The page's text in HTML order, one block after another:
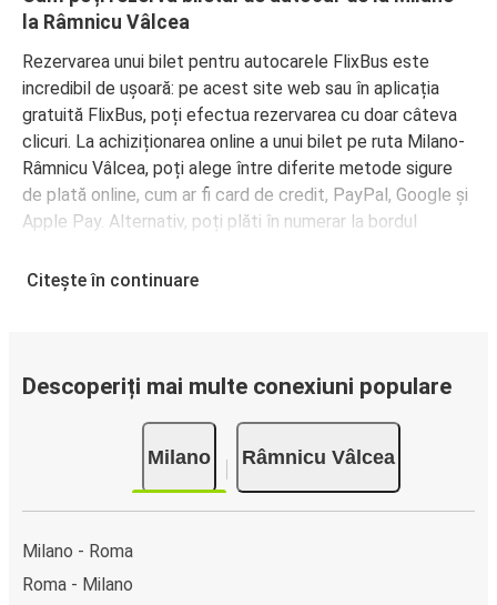
la Râmnicu Vâlcea
Rezervarea unui bilet pentru autocarele FlixBus este
incredibil de ușoară: pe acest site web sau în aplicația
gratuită FlixBus, poți efectua rezervarea cu doar câteva
clicuri. La achiziționarea online a unui bilet pe ruta Milano-
Râmnicu Vâlcea, poți alege între diferite metode sigure
de plată online, cum ar fi card de credit, PayPal, Google și
Apple Pay. Alternativ, poți plăti în numerar la bordul
Citește în continuare
Descoperiți mai multe conexiuni populare
Milano Râmnicu Vâlcea
Milano - Roma
Roma - Milano